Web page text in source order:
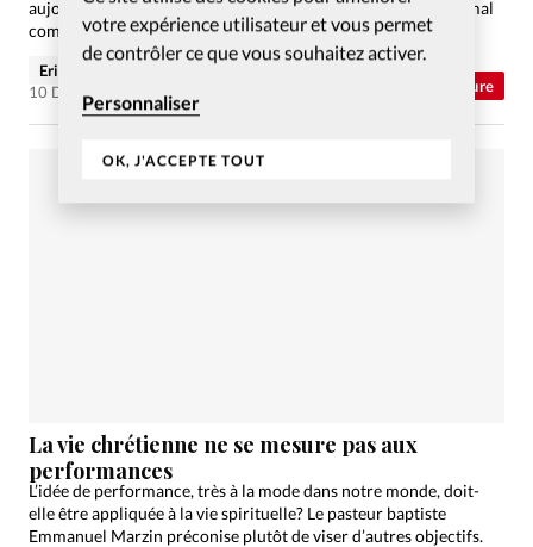
votre expérience utilisateur et vous permet
de contrôler ce que vous souhaitez activer.
Personnaliser
OK, J'ACCEPTE TOUT
Vie Intérieure
aujourd’hui dans les milieux chrétiens. Elle est aussi parfois mal
comprise. Mais au fait, que signifie vraiment ce mot étrange?
Eric Denimal
10 Déc 2013
La vie chrétienne ne se mesure pas aux
performances
L’idée de performance, très à la mode dans notre monde, doit-
elle être appliquée à la vie spirituelle? Le pasteur baptiste
Emmanuel Marzin préconise plutôt de viser d’autres objectifs.